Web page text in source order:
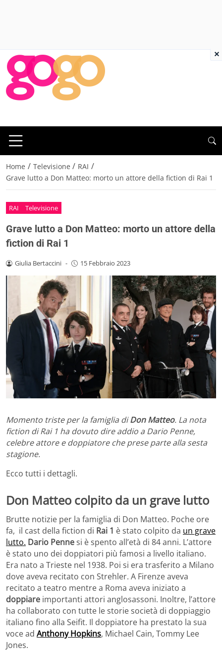
Home / Televisione / RAI /
Grave lutto a Don Matteo: morto un attore della fiction di Rai 1
RAI Televisione
Grave lutto a Don Matteo: morto un attore della
fiction di Rai 1
Giulia Bertaccini - 15 Febbraio 2023
Momento triste per la famiglia diDon Matteo. La nota
fiction di Rai 1 ha dovuto dire addio a Dario Penne,
celebre attore e doppiatore che prese parte alla sesta
stagione.
Ecco tutti i dettagli.
Don Matteo colpito da un grave lutto
Brutte notizie per la famiglia di Don Matteo. Poche ore
fa, il cast della fiction di Rai 1 è stato colpito da un grave
lutto. Dario Pennesi è spento all’età di 84 anni. L’attore
è stato uno dei doppiatori più famosi a livello italiano.
Era nato a Trieste nel 1938. Poi si era trasferito a Milano
dove aveva recitato con Strehler. A Firenze aveva
recitato a teatro mentre a Roma aveva iniziato a
doppiare importanti attori anglosassoni. Inoltre, l’attore
ha collaborato con tutte le storie società di doppiaggio
italiano fino alla Seifit. Il doppiatore ha prestato la sua
voce ad Anthony Hopkins, Michael Cain, Tommy Lee
Jones.
×